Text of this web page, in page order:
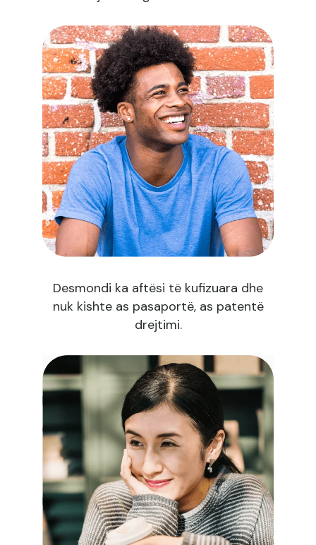
Desmondi ka aftësi të kufizuara dhe
nuk kishte as pasaportë, as patentë
drejtimi.